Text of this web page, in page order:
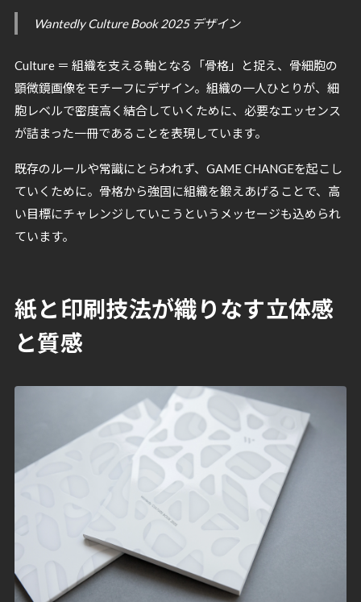
Wantedly Culture Book 2025 デザイン
Culture ＝ 組織を支える軸となる「骨格」と捉え、骨細胞の
顕微鏡画像をモチーフにデザイン。組織の一人ひとりが、細
胞レベルで密度高く結合していくために、必要なエッセンス
が詰まった一冊であることを表現しています。
既存のルールや常識にとらわれず、GAME CHANGEを起こし
ていくために。骨格から強固に組織を鍛えあげることで、高
い目標にチャレンジしていこうというメッセージも込められ
ています。
紙と印刷技法が織りなす立体感
と質感